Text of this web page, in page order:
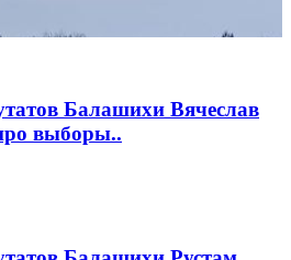
Балашихи Вячеслав
выборы..